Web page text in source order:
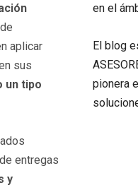
aplicar
sus
un tipo
entregas
y
en el
El blog
pionera